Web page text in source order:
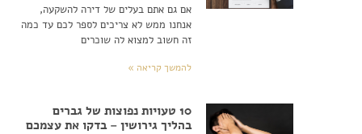
אם גם אתם בעלים של דירה להשקעה,
אנחנו ממש לא צריכים לספר לכם עד כמה
זה חשוב למצוא לה שוכרים
להמשך קריאה »
10 טעויות נפוצות של גברים
בהליך גירושין – בדקו את עצמכם